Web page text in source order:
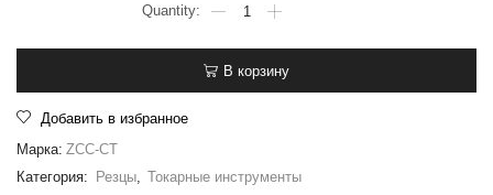
В корзину
Добавить в избранное
Марка: ZCC-CT
Категория:
Резцы, Токарные инструменты